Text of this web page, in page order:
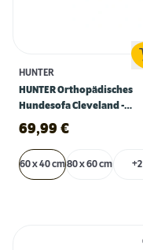
HUNTER
HUNTER Orthopädisches
Hundesofa Cleveland -
anthrazit
69,99 €
60 x 40 cm80 x 60 cm +2